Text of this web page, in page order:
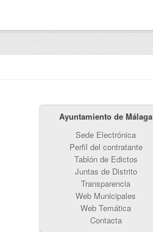
Ayuntamiento de Málaga
Sede Electrónica
Perfil del contratante
Tablón de Edictos
Juntas de Distrito
Transparencia
Web Municipales
Web Temática
Contacta